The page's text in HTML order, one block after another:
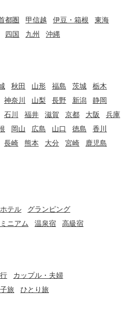
都圏 甲信越 伊豆・箱根
東海
四国 九州 沖縄
秋田 山形 福島 茨城 栃木
神奈川 山梨 長野 新潟 静岡
石川 福井 滋賀 京都 大阪
兵庫
岡山 広島 山口 徳島
香川
長崎 熊本 大分 宮崎
鹿児島
テル
グランピング
ニアム 温泉宿 高級宿
カップル・夫婦
旅 ひとり旅